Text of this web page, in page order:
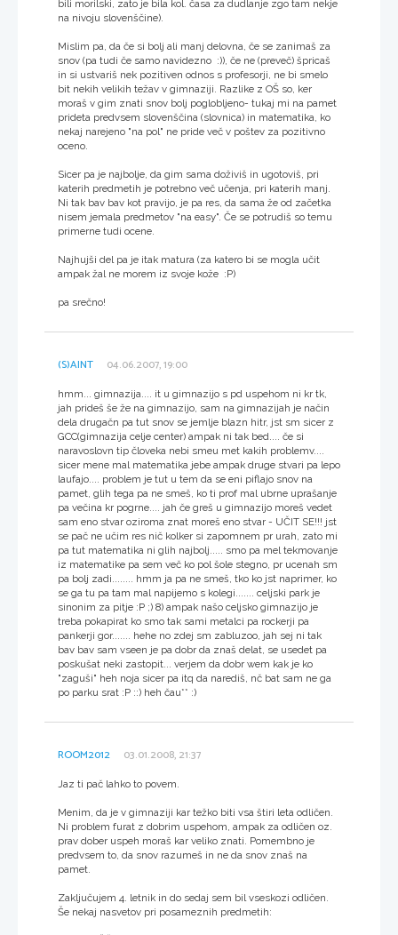
bili morilski, zato je bila kol. časa za dudlanje zgo tam nekje
na nivoju slovenščine).
Mislim pa, da če si bolj ali manj delovna, če se zanimaš za
snov (pa tudi če samo navidezno :)), če ne (preveč) špricaš
in si ustvariš nek pozitiven odnos s profesorji, ne bi smelo
bit nekih velikih težav v gimnaziji. Razlike z OŠ so, ker
moraš v gim znati snov bolj poglobljeno- tukaj mi na pamet
prideta predvsem slovenščina (slovnica) in matematika, ko
nekaj narejeno "na pol" ne pride več v poštev za pozitivno
oceno.
Sicer pa je najbolje, da gim sama doživiš in ugotoviš, pri
katerih predmetih je potrebno več učenja, pri katerih manj.
Ni tak bav bav kot pravijo, je pa res, da sama že od začetka
nisem jemala predmetov "na easy". Če se potrudiš so temu
primerne tudi ocene.
Najhujši del pa je itak matura (za katero bi se mogla učit
ampak žal ne morem iz svoje kože :P)
pa srečno!
(S)AINT 04.06.2007, 19:00
hmm... gimnazija.... it u gimnazijo s pd uspehom ni kr tk,
jah prideš še že na gimnazijo, sam na gimnazijah je način
dela drugačn pa tut snov se jemlje blazn hitr, jst sm sicer z
GCC(gimnazija celje center) ampak ni tak bed.... če si
naravoslovn tip človeka nebi smeu met kakih problemv....
sicer mene mal matematika jebe ampak druge stvari pa lepo
laufajo.... problem je tut u tem da se eni piflajo snov na
pamet, glih tega pa ne smeš, ko ti prof mal ubrne uprašanje
pa večina kr pogrne.... jah če greš u gimnazijo moreš vedet
sam eno stvar oziroma znat moreš eno stvar - UČIT SE!!! jst
se pač ne učim res nič kolker si zapomnem pr urah, zato mi
pa tut matematika ni glih najbolj..... smo pa mel tekmovanje
iz matematike pa sem več ko pol šole stegno, pr ucenah sm
pa bolj zadi........ hmm ja pa ne smeš, tko ko jst naprimer, ko
se ga tu pa tam mal napijemo s kolegi....... celjski park je
sinonim za pitje :P ;) 8) ampak našo celjsko gimnazijo je
treba pokapirat ko smo tak sami metalci pa rockerji pa
pankerji gor....... hehe no zdej sm zabluzoo, jah sej ni tak
bav bav sam vseen je pa dobr da znaš delat, se usedet pa
poskušat neki zastopit... verjem da dobr wem kak je ko
"zaguši" heh noja sicer pa itq da narediš, nč bat sam ne ga
po parku srat :P ::) heh čau** :)
ROOM2012 03.01.2008, 21:37
Jaz ti pač lahko to povem.
Menim, da je v gimnaziji kar težko biti vsa štiri leta odličen.
Ni problem furat z dobrim uspehom, ampak za odličen oz.
prav dober uspeh moraš kar veliko znati. Pomembno je
predvsem to, da snov razumeš in ne da snov znaš na
pamet.
Zaključujem 4. letnik in do sedaj sem bil vseskozi odličen.
Še nekaj nasvetov pri posameznih predmetih: